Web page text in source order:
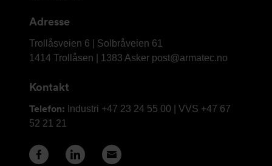
Adresse
Armatec
AS
Trollåsveien 6 | Solbråveien 61
1414 Trollåsen | 1383 Asker post@armatec.no
Kontakt
Telefon: Industri +47 23 24 55 00 | VVS +47 67
52 21 21